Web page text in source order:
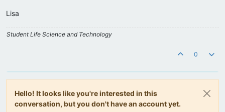
Lisa
Student Life Science and Technology
0
Hello! It looks like you're interested in this
conversation, but you don't have an account yet.